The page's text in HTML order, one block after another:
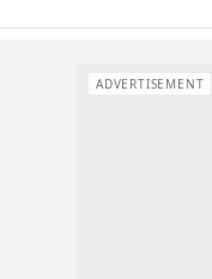
ADVERTISEMENT